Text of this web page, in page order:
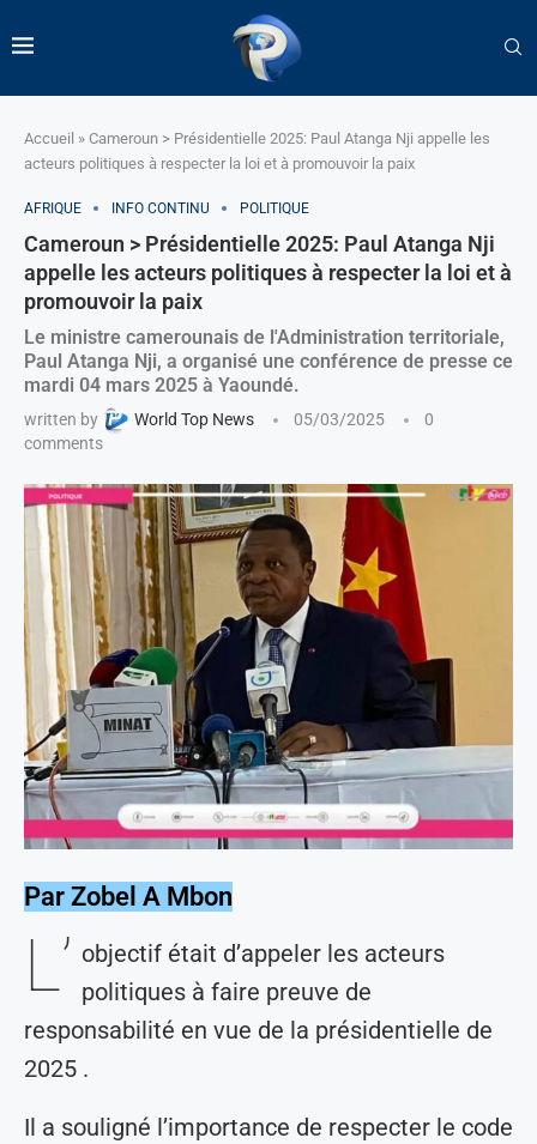
Accueil » Cameroun > Présidentielle 2025: Paul Atanga Nji appelle les
acteurs politiques à respecter la loi et à promouvoir la paix
AFRIQUE INFO CONTINU POLITIQUE
Cameroun > Présidentielle 2025: Paul Atanga Nji
appelle les acteurs politiques à respecter la loi et à
promouvoir la paix
Le ministre camerounais de l'Administration territoriale,
Paul Atanga Nji, a organisé une conférence de presse ce
mardi 04 mars 2025 à Yaoundé.
written by World Top News 05/03/2025
0
comments
Par Zobel A Mbon
L’ objectif était d’appeler les acteurs
politiques à faire preuve de
responsabilité en vue de la présidentielle de
2025 .
Il a souligné l’importance de respecter le code